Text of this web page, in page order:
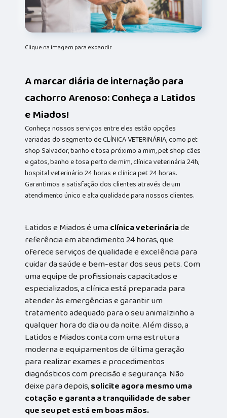
Clique na imagem para expandir
A marcar diária de internação para
cachorro Arenoso: Conheça a Latidos
e Miados!
Conheça nossos serviços entre eles estão opções
variadas do segmento de CLÍNICA VETERINÁRIA, como pet
shop Salvador, banho e tosa próximo a mim, pet shop cães
e gatos, banho e tosa perto de mim, clínica veterinária 24h,
hospital veterinário 24 horas e clínica pet 24 horas.
Garantimos a satisfação dos clientes através de um
atendimento único e alta qualidade para nossos clientes.
Latidos e Miados é umaclínica veterináriade
referência em atendimento 24 horas, que
oferece serviços de qualidade e excelência para
cuidar da saúde e bem-estar dos seus pets. Com
uma equipe de profissionais capacitados e
especializados, a clínica está preparada para
atender às emergências e garantir um
tratamento adequado para o seu animalzinho a
qualquer hora do dia ou da noite. Além disso, a
Latidos e Miados conta com uma estrutura
moderna e equipamentos de última geração
para realizar exames e procedimentos
diagnósticos com precisão e segurança. Não
deixe para depois,solicite agora mesmo uma
cotação e garanta a tranquilidade de saber
que seu pet está em boas mãos.